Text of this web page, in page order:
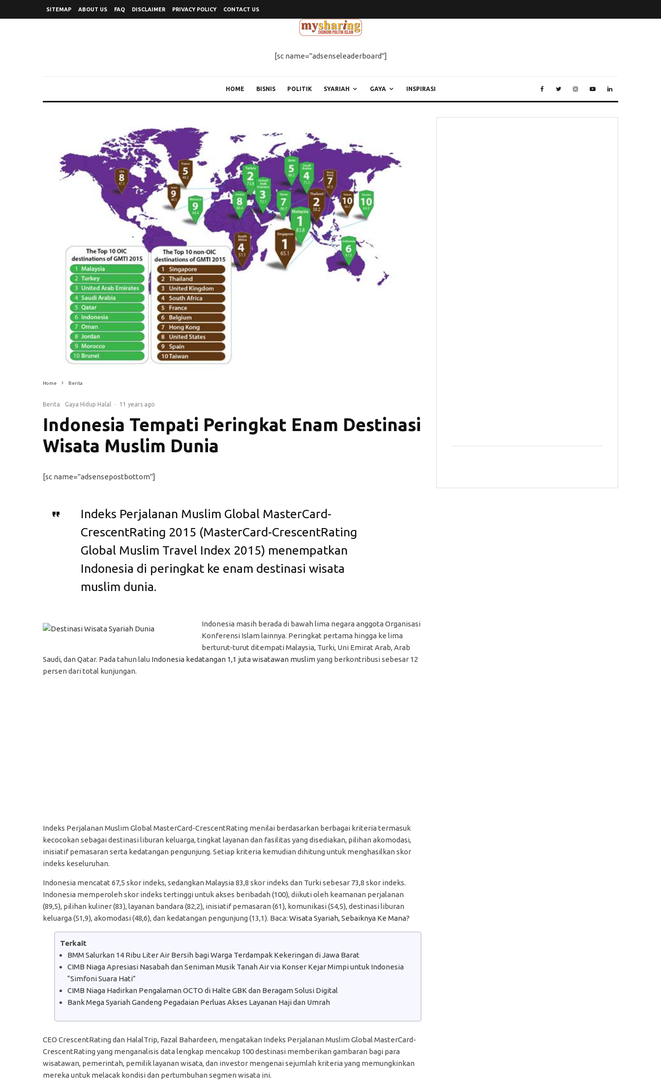
SITEMAP ABOUT US FAQ DISCLAIMER PRIVACY POLICY CONTACT US
[sc name="adsenseleaderboard"]
HOME BISNIS POLITIK SYARIAH GAYA INSPIRASI
Home Berita
Berita Gaya Hidup Halal · 11 years ago
Indonesia Tempati Peringkat Enam Destinasi
Wisata Muslim Dunia
[sc name="adsensepostbottom"]
Indeks Perjalanan Muslim Global MasterCard-
CrescentRating 2015 (MasterCard-CrescentRating
Global Muslim Travel Index 2015) menempatkan
Indonesia di peringkat ke enam destinasi wisata
muslim dunia.
Indonesia masih berada di bawah lima negara anggota Organisasi
Konferensi Islam lainnya. Peringkat pertama hingga ke lima
berturut-turut ditempati Malaysia, Turki, Uni Emirat Arab, Arab
Saudi, dan Qatar. Pada tahun lalu Indonesia kedatangan 1,1 juta wisatawan muslimyang berkontribusi sebesar 12
persen dari total kunjungan.
Indeks Perjalanan Muslim Global MasterCard-CrescentRating menilai berdasarkan berbagai kriteria termasuk
kecocokan sebagai destinasi liburan keluarga, tingkat layanan dan fasilitas yang disediakan, pilihan akomodasi,
inisiatif pemasaran serta kedatangan pengunjung. Setiap kriteria kemudian dihitung untuk menghasilkan skor
indeks keseluruhan.
Indonesia mencatat 67,5 skor indeks, sedangkan Malaysia 83,8 skor indeks dan Turki sebesar 73,8 skor indeks.
Indonesia memperoleh skor indeks tertinggi untuk akses beribadah (100), diikuti oleh keamanan perjalanan
(89,5), pilihan kuliner (83), layanan bandara (82,2), inisiatif pemasaran (61), komunikasi (54,5), destinasi liburan
keluarga (51,9), akomodasi (48,6), dan kedatangan pengunjung (13,1). Baca: Wisata Syariah, Sebaiknya Ke Mana?
Terkait
BMM Salurkan 14 Ribu Liter Air Bersih bagi Warga Terdampak Kekeringan di Jawa Barat
CIMB Niaga Apresiasi Nasabah dan Seniman Musik Tanah Air via Konser Kejar Mimpi untuk Indonesia
“Simfoni Suara Hati”
CIMB Niaga Hadirkan Pengalaman OCTO di Halte GBK dan Beragam Solusi Digital
Bank Mega Syariah Gandeng Pegadaian Perluas Akses Layanan Haji dan Umrah
CEO CrescentRating dan HalalTrip, Fazal Bahardeen, mengatakan Indeks Perjalanan Muslim Global MasterCard-
CrescentRating yang menganalisis data lengkap mencakup 100 destinasi memberikan gambaran bagi para
wisatawan, pemerintah, pemilik layanan wisata, dan investor mengenai sejumlah kriteria yang memungkinkan
mereka untuk melacak kondisi dan pertumbuhan segmen wisata ini.